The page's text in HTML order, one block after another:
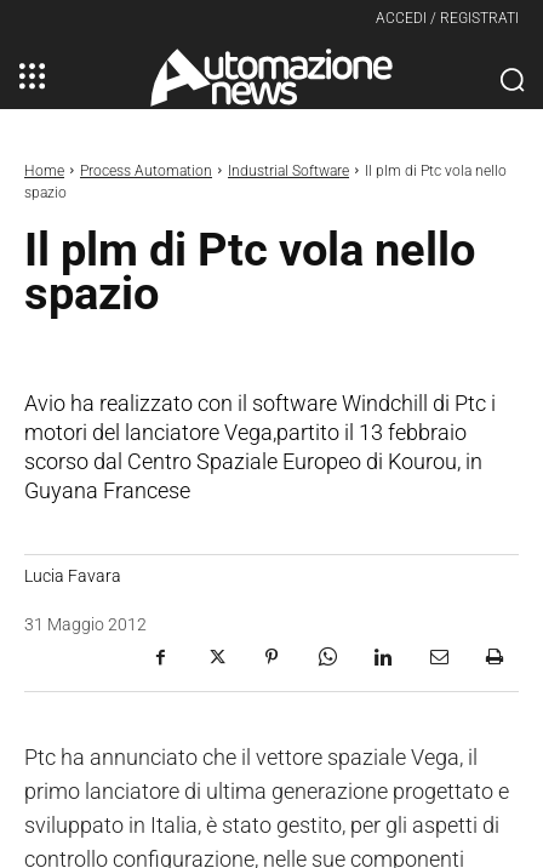
ACCEDI / REGISTRATI
Home Process Automation Industrial Software
Il plm di Ptc vola nello
spazio
Il plm di Ptc vola nello
spazio
Avio ha realizzato con il software Windchill di Ptc i
motori del lanciatore Vega,partito il 13 febbraio
scorso dal Centro Spaziale Europeo di Kourou, in
Guyana Francese
Lucia Favara
31 Maggio 2012
Ptc ha annunciato che il vettore spaziale Vega, il
primo lanciatore di ultima generazione progettato e
sviluppato in Italia, è stato gestito, per gli aspetti di
controllo configurazione, nelle sue componenti